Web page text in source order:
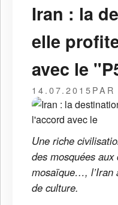
Iran : la
elle
avec le
14.07.2015
Une riche
des mosquées
mosaïque…, l’Iran
de culture.